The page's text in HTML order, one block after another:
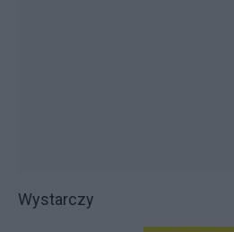
Wystarczy